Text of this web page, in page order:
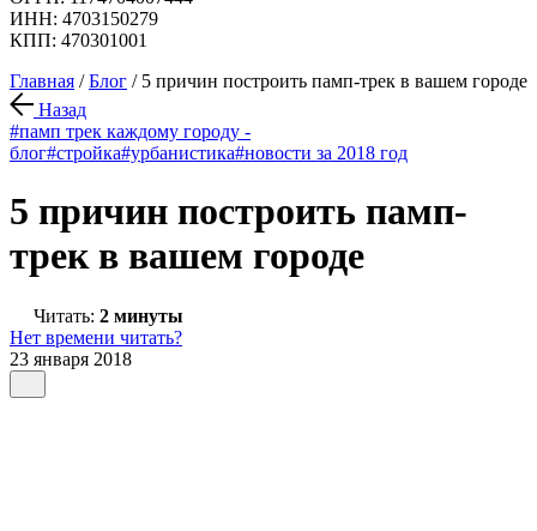
ИНН: 4703150279
КПП: 470301001
Главная /Блог / 5 причин построить памп-трек в вашем городе
Назад
#памп трек каждому городу -
блог#стройка#урбанистика#новости за 2018 год
5 причин построить памп-
трек в вашем городе
Читать: 2 минуты
Нет времени читать?
23 января 2018